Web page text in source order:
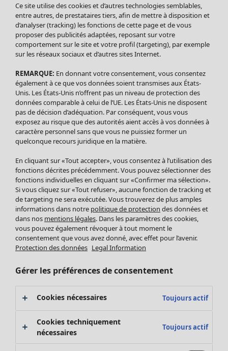
Soldes Vêtements
Tous les vêtements
Robes
Tuniques
Blouses
Tops
Gilets
Pantalon
Jupes
Leggings et collants
Accessoires
Chaussures
Vêtements de bain
Basics
Soldes Mobilier
Bonnes affaires déco
Décoration
Textiles
Tapis
Éponge
Ce site utilise des cookies et d’autres technologies semblables,
entre autres, de prestataires tiers, afin de mettre à disposition et
d’analyser (tracking) les fonctions de cette page et de vous
proposer des publicités adaptées, reposant sur votre
comportement sur le site et votre profil (targeting), par exemple
sur les réseaux sociaux et d’autres sites Internet.
REMARQUE: En donnant votre consentement, vous consentez
également à ce que vos données soient transmises aux États-
Unis. Les États-Unis n’offrent pas un niveau de protection des
données comparable à celui de l’UE. Les États-Unis ne disposent
pas de décision d’adéquation. Par conséquent, vous vous
exposez au risque que des autorités aient accès à vos données à
caractère personnel sans que vous ne puissiez former un
quelconque recours juridique en la matière.
En cliquant sur «Tout accepter», vous consentez à l’utilisation des
fonctions décrites précédemment. Vous pouvez sélectionner des
fonctions individuelles en cliquant sur «Confirmer ma sélection».
Si vous cliquez sur «Tout refuser», aucune fonction de tracking et
de targeting ne sera exécutée. Vous trouverez de plus amples
informations dans notre politique de protection des données et
dans nos mentions légales. Dans les paramètres des cookies,
vous pouvez également révoquer à tout moment le
consentement que vous avez donné, avec effet pour l’avenir.
Protection des données Legal Information
Gérer les préférences de consentement
Cookies nécessaires Toujours actif
Cookies techniquement
nécessaires
Toujours actif